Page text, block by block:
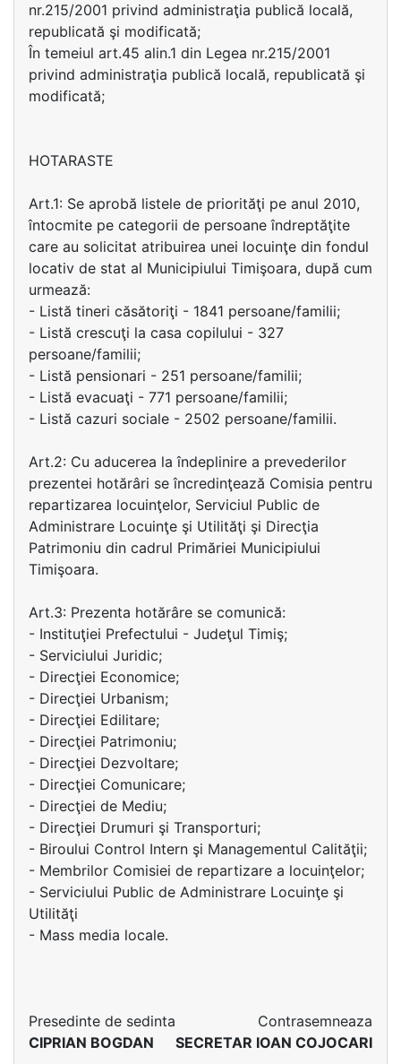
nr.215/2001 privind administraţia publică locală,
republicată şi modificată;
În temeiul art.45 alin.1 din Legea nr.215/2001
privind administraţia publică locală, republicată şi
modificată;
HOTARASTE
Art.1: Se aprobă listele de priorităţi pe anul 2010,
întocmite pe categorii de persoane îndreptăţite
care au solicitat atribuirea unei locuinţe din fondul
locativ de stat al Municipiului Timişoara, după cum
urmează:
- Listă tineri căsătoriţi - 1841 persoane/familii;
- Listă crescuţi la casa copilului - 327
persoane/familii;
- Listă pensionari - 251 persoane/familii;
- Listă evacuaţi - 771 persoane/familii;
- Listă cazuri sociale - 2502 persoane/familii.
Art.2: Cu aducerea la îndeplinire a prevederilor
prezentei hotărâri se încredinţează Comisia pentru
repartizarea locuinţelor, Serviciul Public de
Administrare Locuinţe şi Utilităţi şi Direcţia
Patrimoniu din cadrul Primăriei Municipiului
Timişoara.
Art.3: Prezenta hotărâre se comunică:
- Instituţiei Prefectului - Judeţul Timiş;
- Serviciului Juridic;
- Direcţiei Economice;
- Direcţiei Urbanism;
- Direcţiei Edilitare;
- Direcţiei Patrimoniu;
- Direcţiei Dezvoltare;
- Direcţiei Comunicare;
- Direcţiei de Mediu;
- Direcţiei Drumuri şi Transporturi;
- Biroului Control Intern şi Managementul Calităţii;
- Membrilor Comisiei de repartizare a locuinţelor;
- Serviciului Public de Administrare Locuinţe şi
Utilităţi
- Mass media locale.
Presedinte de sedinta
CIPRIAN BOGDAN
Contrasemneaza
SECRETAR IOAN COJOCARI